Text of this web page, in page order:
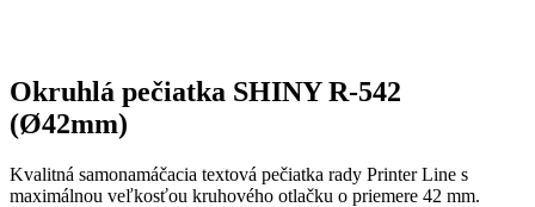
Okruhlá pečiatka SHINY R-542
(Ø42mm)
Kvalitná samonamáčacia textová pečiatka rady Printer Line s
maximálnou veľkosťou kruhového otlačku o priemere 42 mm.